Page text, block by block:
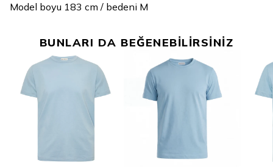
Model boyu 183 cm / bedeni M
BUNLARI DA BEĞENEBİLİRSİNİZ